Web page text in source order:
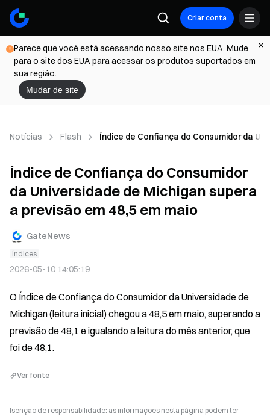
Criar conta
Parece que você está acessando nosso site nos EUA. Mude
para o site dos EUA para acessar os produtos suportados em
sua região.
Mudar de site
Notícias Flash Índice de Confiança do Consumidor da
Índice de Confiança do Consumidor
da Universidade de Michigan supera
a previsão em 48,5 em maio
GateNews
Índices
2026-05-10 14:05:19
O Índice de Confiança do Consumidor da Universidade de
Michigan (leitura inicial) chegou a 48,5 em maio, superando a
previsão de 48,1 e igualando a leitura do mês anterior, que
foi de 48,1.
Ver fonte
Isenção de responsabilidade: as informações nesta página podem ter